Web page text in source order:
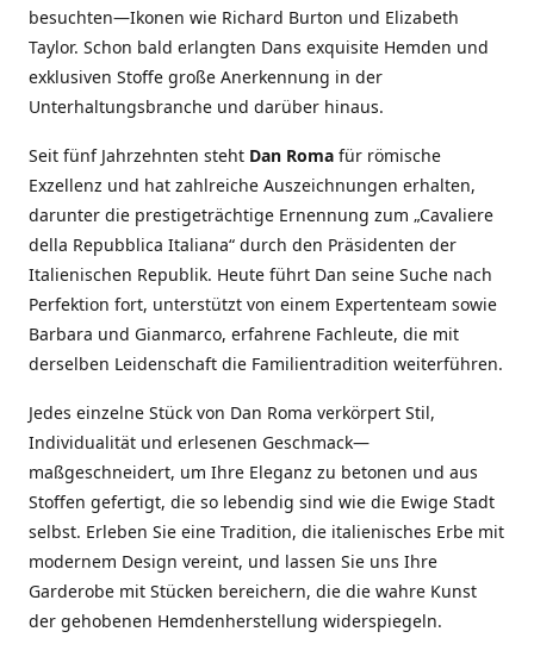
besuchten—Ikonen wie Richard Burton und Elizabeth
Taylor. Schon bald erlangten Dans exquisite Hemden und
exklusiven Stoffe große Anerkennung in der
Unterhaltungsbranche und darüber hinaus.
Seit fünf Jahrzehnten steht Dan Roma für römische
Exzellenz und hat zahlreiche Auszeichnungen erhalten,
darunter die prestigeträchtige Ernennung zum „Cavaliere
della Repubblica Italiana“ durch den Präsidenten der
Italienischen Republik. Heute führt Dan seine Suche nach
Perfektion fort, unterstützt von einem Expertenteam sowie
Barbara und Gianmarco, erfahrene Fachleute, die mit
derselben Leidenschaft die Familientradition weiterführen.
Jedes einzelne Stück von Dan Roma verkörpert Stil,
Individualität und erlesenen Geschmack—
maßgeschneidert, um Ihre Eleganz zu betonen und aus
Stoffen gefertigt, die so lebendig sind wie die Ewige Stadt
selbst. Erleben Sie eine Tradition, die italienisches Erbe mit
modernem Design vereint, und lassen Sie uns Ihre
Garderobe mit Stücken bereichern, die die wahre Kunst
der gehobenen Hemdenherstellung widerspiegeln.